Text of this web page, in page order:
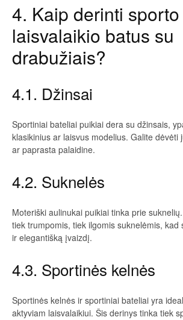
4. Kaip derinti
laisvalaikio batus su
drabužiais?
4.1. Džinsai
Sportiniai bateliai puikiai dera su džinsais,
klasikinius ar laisvus modelius. Galite dėvėti
ar paprasta palaidine.
4.2. Suknelės
Moteriški aulinukai puikiai tinka prie
tiek trumpomis, tiek ilgomis suknelėmis, kad
ir elegantišką įvaizdį.
4.3. Sportinės kelnės
Sportinės kelnės ir sportiniai bateliai yra
aktyviam laisvalaikiui. Šis derinys tinka tiek